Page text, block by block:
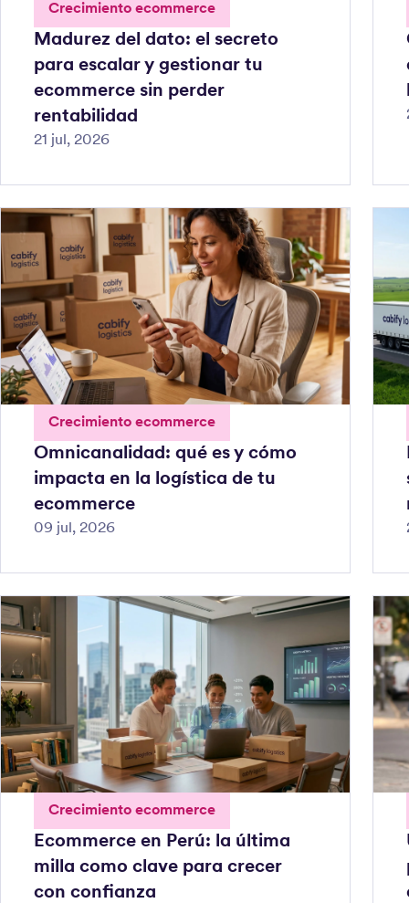
Crecimiento ecommerce
Madurez del dato: el secreto
para escalar y gestionar tu
ecommerce sin perder
rentabilidad
21 jul, 2026
Crecimiento ecommerce
Omnicanalidad: qué es y cómo
impacta en la logística de tu
ecommerce
09 jul, 2026
Crecimiento ecommerce
Ecommerce en Perú: la última
milla como clave para crecer
con confianza